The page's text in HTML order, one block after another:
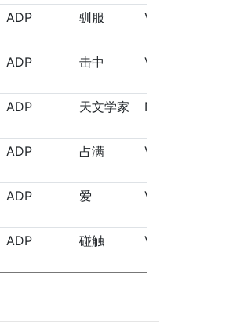
ADP 驯服 VERB
ADP 击中 VERB
ADP 天文学家 NOUN
ADP 占满 VERB
ADP 爱 VERB
ADP 碰触 VERB